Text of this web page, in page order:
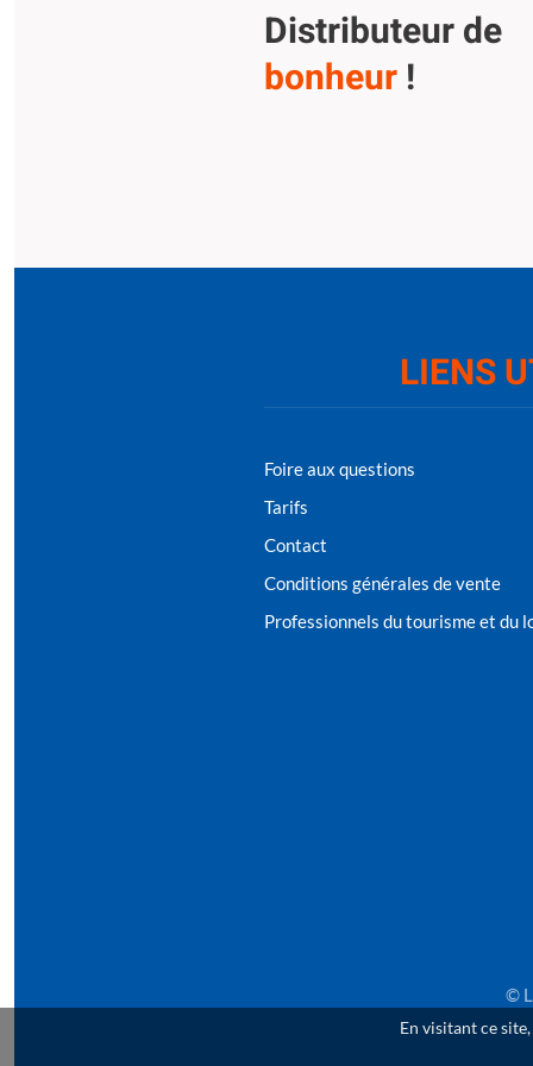
Distributeur de
bonheur !
LIENS
Foire aux questions
Tarifs
Contact
Conditions générales de vente
Professionnels du tourisme et du
©
En visitant ce